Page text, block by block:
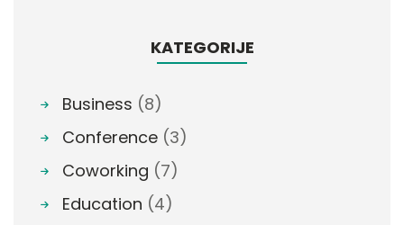
KATEGORIJE
Business (8)
Conference (3)
Coworking (7)
Education (4)